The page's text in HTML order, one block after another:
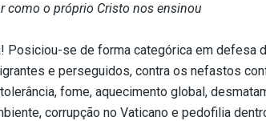
como o próprio Cristo nos ensinou
Posiciou-se de forma categórica em defesa
e perseguidos, contra os nefastos
fome, aquecimento global,
corrupção no Vaticano e pedofilia